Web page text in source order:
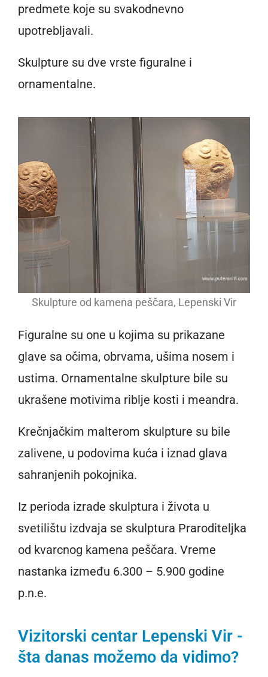
predmete koje su svakodnevno
upotrebljavali.
Skulpture su dve vrste figuralne i
ornamentalne.
Skulpture od kamena peščara, Lepenski Vir
Figuralne su one u kojima su prikazane
glave sa očima, obrvama, ušima nosem i
ustima. Ornamentalne skulpture bile su
ukrašene motivima riblje kosti i meandra.
Krečnjačkim malterom skulpture su bile
zalivene, u podovima kuća i iznad glava
sahranjenih pokojnika.
Iz perioda izrade skulptura i života u
svetilištu izdvaja se skulptura Praroditeljka
od kvarcnog kamena peščara. Vreme
nastanka između 6.300 – 5.900 godine
p.n.e.
Vizitorski centar Lepenski Vir -
šta danas možemo da vidimo?